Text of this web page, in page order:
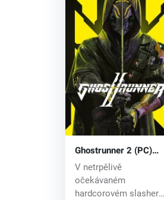
Ghostrunner 2 (PC)
key
V netrpělivě
očekávaném
hardcorovém slasheru